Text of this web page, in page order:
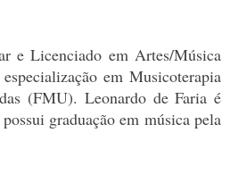
e Licenciado em Artes/Música
em Musicoterapia
(FMU). Leonardo de Faria é
graduação em música pela